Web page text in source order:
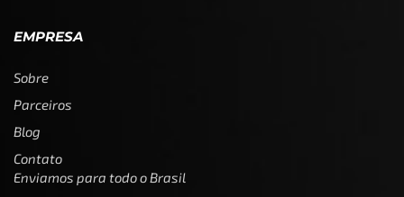
EMPRESA
Sobre
Parceiros
Blog
Contato
Enviamos para todo o Brasil